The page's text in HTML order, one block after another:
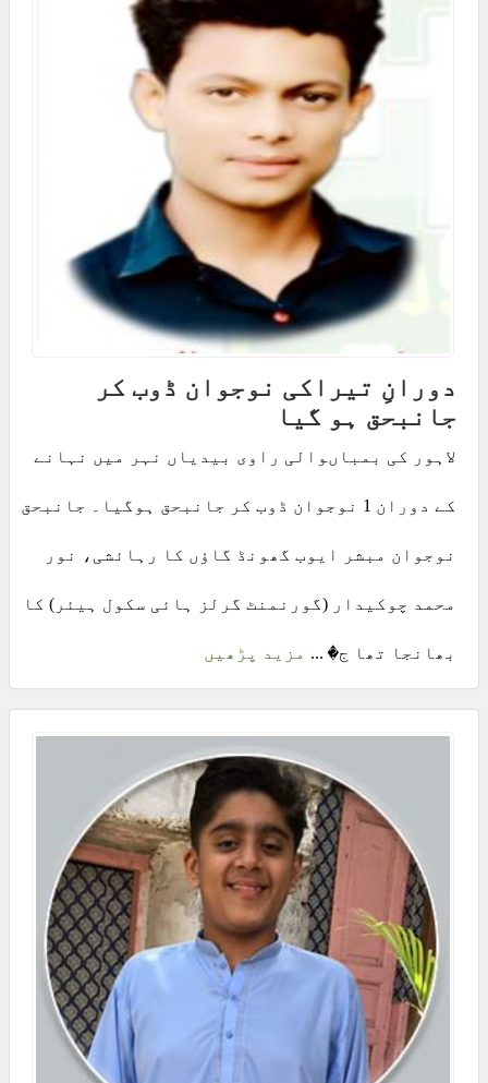
دورانِ تیراکی نوجوان ڈوب کر
جانبحق ہو گیا
لاہور کی بمباںوالی راوی بیدیاں نہر میں نہانے
کے دوران 1 نوجوان ڈوب کر جانبحق ہوگیا۔ جانبحق
نوجوان مبشر ایوب گھونڈ گاؤں کا رہائشی، نور
محمد چوکیدار (گورنمنٹ گرلز ہائی سکول ہیئر) کا
بھانجا تھا ج� ... مزید پڑھیں